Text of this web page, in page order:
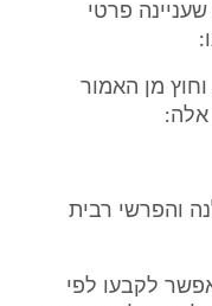
שעניינה פרטי
מן האמור
אלה:
והפרשי רבית
לקבעו לפי